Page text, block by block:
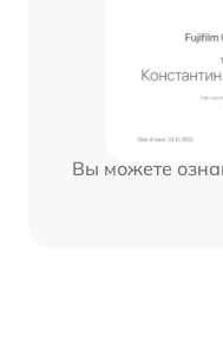
Вы можете